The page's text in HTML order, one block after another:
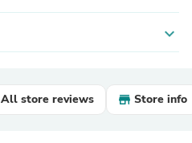
expand_more
All store reviews Store info